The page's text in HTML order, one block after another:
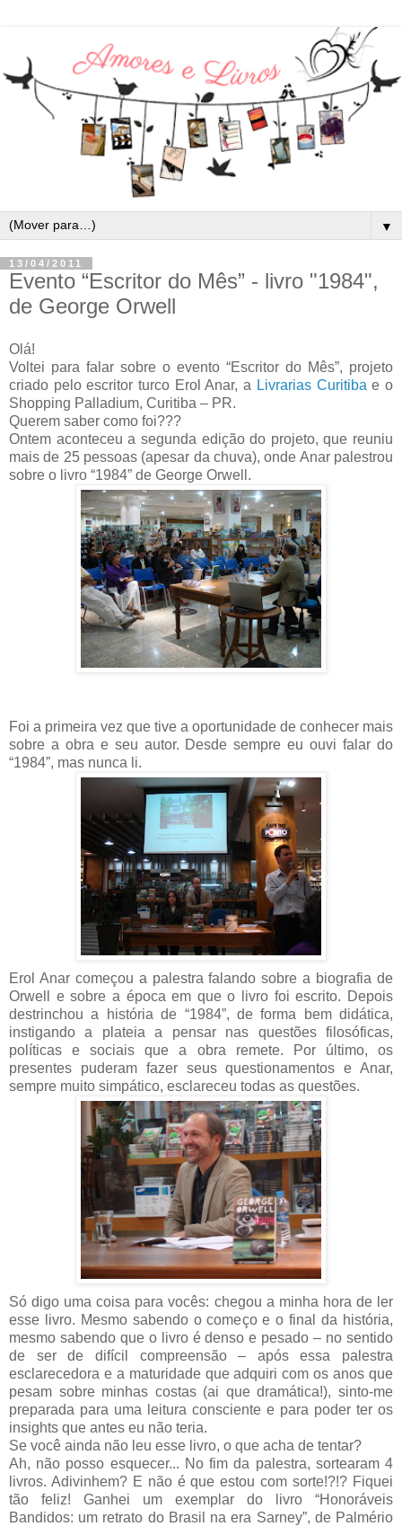
▼
13/04/2011
Evento “Escritor do Mês” - livro "1984",
de George Orwell
Olá!
Voltei para falar sobre o evento “Escritor do Mês”, projeto
criado pelo escritor turco Erol Anar, a Livrarias Curitiba e o
Shopping Palladium, Curitiba – PR.
Querem saber como foi???
Ontem aconteceu a segunda edição do projeto, que reuniu
mais de 25 pessoas (apesar da chuva), onde Anar palestrou
sobre o livro “1984” de George Orwell.
Foi a primeira vez que tive a oportunidade de conhecer mais
sobre a obra e seu autor. Desde sempre eu ouvi falar do
“1984”, mas nunca li.
Erol Anar começou a palestra falando sobre a biografia de
Orwell e sobre a época em que o livro foi escrito. Depois
destrinchou a história de “1984”, de forma bem didática,
instigando a plateia a pensar nas questões filosóficas,
políticas e sociais que a obra remete. Por último, os
presentes puderam fazer seus questionamentos e Anar,
sempre muito simpático, esclareceu todas as questões.
Só digo uma coisa para vocês: chegou a minha hora de ler
esse livro. Mesmo sabendo o começo e o final da história,
mesmo sabendo que o livro é denso e pesado – no sentido
de ser de difícil compreensão – após essa palestra
esclarecedora e a maturidade que adquiri com os anos que
pesam sobre minhas costas (ai que dramática!), sinto-me
preparada para uma leitura consciente e para poder ter os
insights que antes eu não teria.
Se você ainda não leu esse livro, o que acha de tentar?
Ah, não posso esquecer... No fim da palestra, sortearam 4
livros. Adivinhem? E não é que estou com sorte!?!? Fiquei
tão feliz! Ganhei um exemplar do livro “Honoráveis
Bandidos: um retrato do Brasil na era Sarney”, de Palmério